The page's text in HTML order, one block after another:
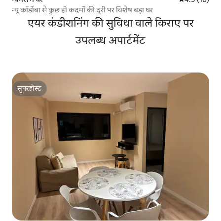
न्यू कॉर्डोबा से कुछ ही कदमों की दूरी पर विशेष बड़ा घर
एयर कंडीशनिंग की सुविधा वाले किराए पर
उपलब्ध अपार्टमेंट
सुपरहोस्ट
सुपरहोस्ट